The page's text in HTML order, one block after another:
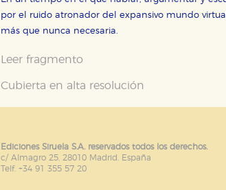
por el ruido atronador del expansivo mundo
más que nunca necesaria.
Leer fragmento
Cubierta en alta resolución
Ediciones Siruela S.A. reservados todos los derechos.
c/ Almagro 25. 28010 Madrid. España
Telf. +34 91 355 57 20